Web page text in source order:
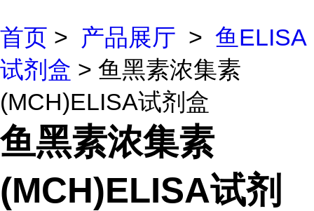
首页 > 产品展厅 > 鱼ELISA
试剂盒 > 鱼黑素浓集素
(MCH)ELISA试剂盒
鱼黑素浓集素
(MCH)ELISA试剂